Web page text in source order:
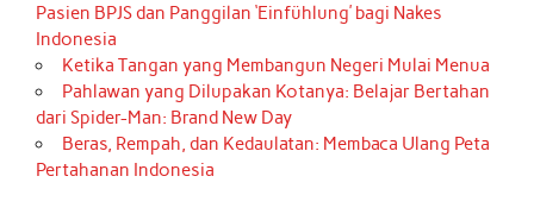
Pasien BPJS dan Panggilan ‘Einfühlung’ bagi Nakes
Indonesia
Ketika Tangan yang Membangun Negeri Mulai Menua
Pahlawan yang Dilupakan Kotanya: Belajar Bertahan
dari Spider-Man: Brand New Day
Beras, Rempah, dan Kedaulatan: Membaca Ulang Peta
Pertahanan Indonesia